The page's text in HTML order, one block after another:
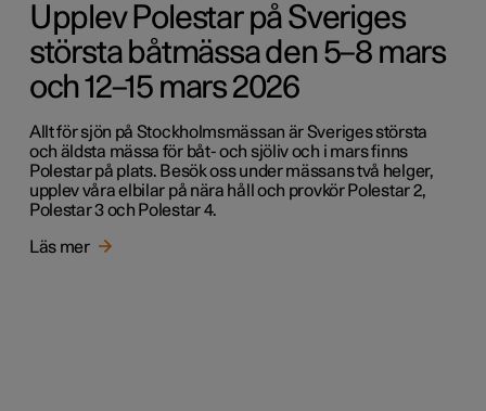
Upplev Polestar på Sveriges
största båtmässa den 5–8 mars
och 12–15 mars 2026
Allt för sjön på Stockholmsmässan är Sveriges största
och äldsta mässa för båt- och sjöliv och i mars finns
Polestar på plats. Besök oss under mässans två helger,
upplev våra elbilar på nära håll och provkör Polestar 2,
Polestar 3 och Polestar 4.
Läs mer